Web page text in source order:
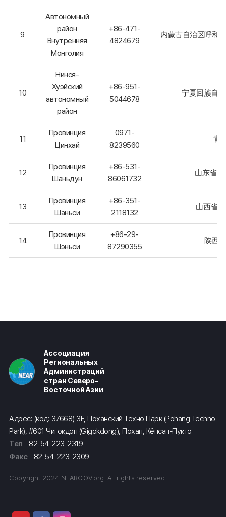
9
Автономный
район
Внутренняя
Монголия
+86-471-
4824679
内蒙古自治区呼和
10
Нинся-
Хуэйский
автономный
район
+86-951-
5044678
宁夏回族自
11
Провинция
Цинхай
0971-
8239560
青
12
Провинция
Шаньдун
+86-531-
86061732
山东省
13
Провинция
Шаньси
+86-351-
2118132
山西省
14
Провинция
Шэньси
+86-29-
87290355
陕西
Ассоциация
Региональных
Администраций
стран Северо-
Восточной Азии
Адрес: (код: 37668) 3F, Поханский Техно Парк (Pohang Techno
Park), #601 Чигокдон (Gigokdong), Похан, Кёнсан-Пукто
Тел
82-54-223-2319
Факс
82-54-223-2309
Copyright 2024 NEARGOV.org. All rights reserved.